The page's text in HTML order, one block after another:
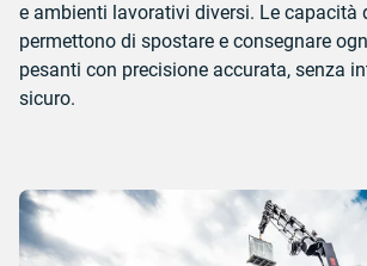
e ambienti lavorativi diversi. Le capacità
permettono di spostare e consegnare
pesanti con precisione accurata, senza
sicuro.